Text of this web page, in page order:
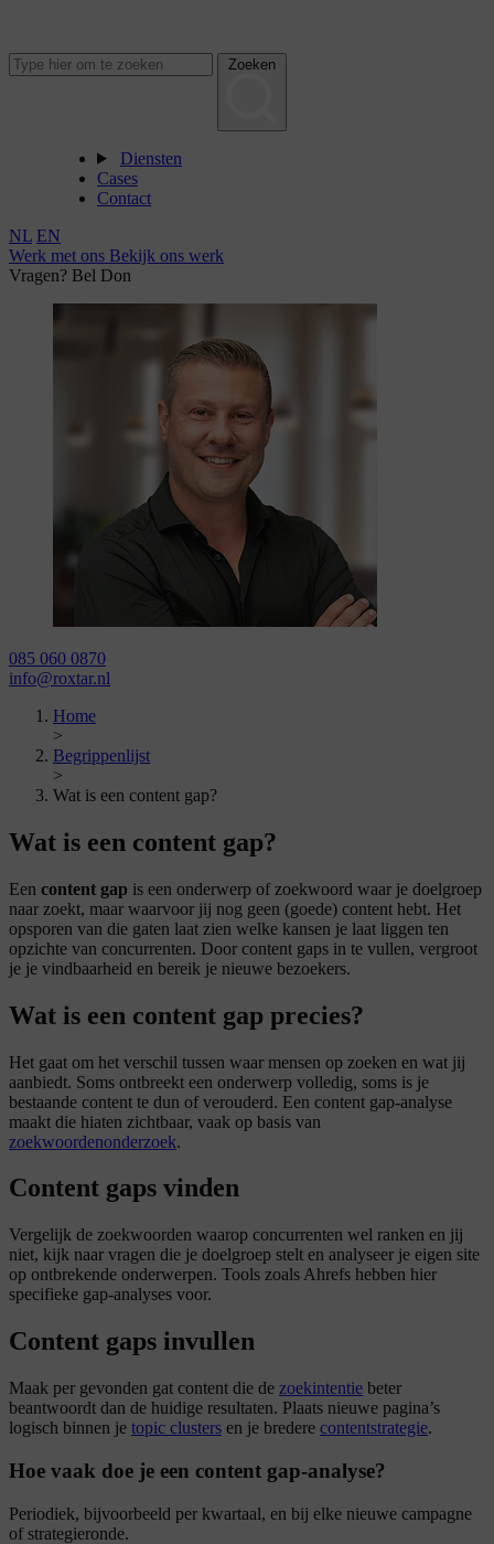
Zoeken
Diensten
Cases
Contact
NL EN
Werk met ons Bekijk ons werk
Vragen? Bel Don
085 060 0870
info@roxtar.nl
Home
>
Begrippenlijst
>
Wat is een content gap?
Wat is een content gap?
Een content gap is een onderwerp of zoekwoord waar je doelgroep
naar zoekt, maar waarvoor jij nog geen (goede) content hebt. Het
opsporen van die gaten laat zien welke kansen je laat liggen ten
opzichte van concurrenten. Door content gaps in te vullen, vergroot
je je vindbaarheid en bereik je nieuwe bezoekers.
Wat is een content gap precies?
Het gaat om het verschil tussen waar mensen op zoeken en wat jij
aanbiedt. Soms ontbreekt een onderwerp volledig, soms is je
bestaande content te dun of verouderd. Een content gap-analyse
maakt die hiaten zichtbaar, vaak op basis van
zoekwoordenonderzoek.
Content gaps vinden
Vergelijk de zoekwoorden waarop concurrenten wel ranken en jij
niet, kijk naar vragen die je doelgroep stelt en analyseer je eigen site
op ontbrekende onderwerpen. Tools zoals Ahrefs hebben hier
specifieke gap-analyses voor.
Content gaps invullen
Maak per gevonden gat content die de zoekintentie beter
beantwoordt dan de huidige resultaten. Plaats nieuwe pagina’s
logisch binnen je topic clusters en je bredere contentstrategie.
Hoe vaak doe je een content gap-analyse?
Periodiek, bijvoorbeeld per kwartaal, en bij elke nieuwe campagne
of strategieronde.